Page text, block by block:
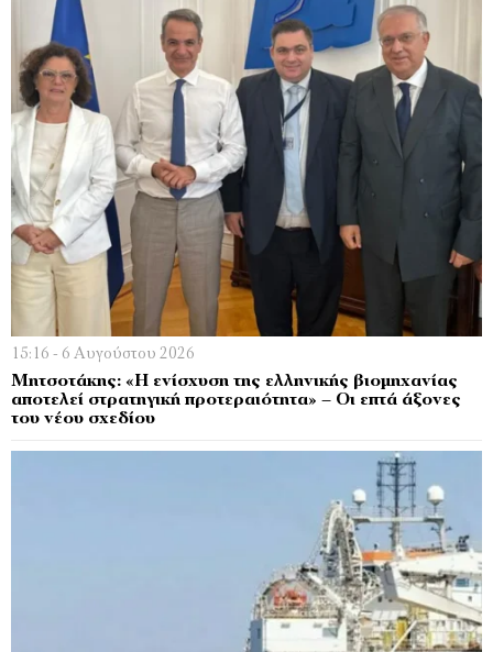
15:16 - 6 Αυγούστου 2026
Μητσοτάκης: «Η ενίσχυση της ελληνικής βιομηχανίας
αποτελεί στρατηγική προτεραιότητα» – Οι επτά άξονες
του νέου σχεδίου